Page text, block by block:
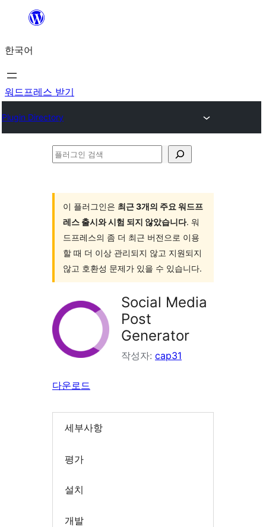
츠
로
바
가
한국어
워드프레스 받기
Plugin Directory
플
이 플러그인은 최근 3개의 주요 워드프
레스 출시와 시험 되지 않았습니다. 워
드프레스의 좀 더 최근 버전으로 이용
할 때 더 이상 관리되지 않고 지원되지
않고 호환성 문제가 있을 수 있습니다.
Social Media
Post
Generator
작성자: cap31
다운로드
세부사항
평가
설치
개발